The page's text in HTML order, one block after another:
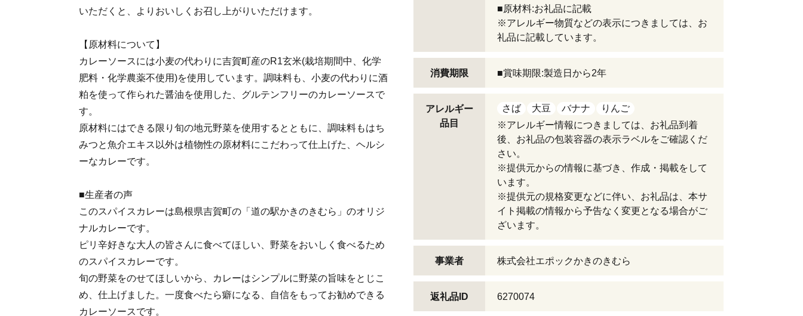
いただくと、よりおいしくお召し上がりいただけます。
【原材料について】
カレーソースには小麦の代わりに吉賀町産のR1玄米(栽培期間中、化学
肥料・化学農薬不使用)を使用しています。調味料も、小麦の代わりに酒
粕を使って作られた醤油を使用した、グルテンフリーのカレーソースで
す。
原材料にはできる限り旬の地元野菜を使用するとともに、調味料もはち
みつと魚介エキス以外は植物性の原材料にこだわって仕上げた、ヘルシ
ーなカレーです。
■生産者の声
このスパイスカレーは島根県吉賀町の「道の駅かきのきむら」のオリジ
ナルカレーです。
ピリ辛好きな大人の皆さんに食べてほしい、野菜をおいしく食べるため
のスパイスカレーです。
旬の野菜をのせてほしいから、カレーはシンプルに野菜の旨味をとじこ
め、仕上げました。一度食べたら癖になる、自信をもってお勧めできる
カレーソースです。
■原材料:お礼品に記載
※アレルギー物質などの表示につきましては、お
礼品に記載しています。
消費期限 ■賞味期限:製造日から2年
アレルギー
品目
さば 大豆 バナナ
りんご
※アレルギー情報につきましては、お礼品到着
後、お礼品の包装容器の表示ラベルをご確認くだ
さい。
※提供元からの情報に基づき、作成・掲載をして
います。
※提供元の規格変更などに伴い、お礼品は、本サ
イト掲載の情報から予告なく変更となる場合がご
ざいます。
事業者 株式会社エポックかきのきむら
返礼品ID 6270074